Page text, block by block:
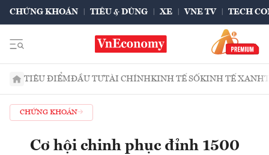
CHỨNG KHOÁN TIÊU & DÙNG XE VNE TV TECH
TIÊU ĐIỂMĐẦU TƯTÀI CHÍNHKINH TẾ SỐKINH TẾ XANH
CHỨNG KHOÁN
Cơ hội chinh phục đỉnh 1500